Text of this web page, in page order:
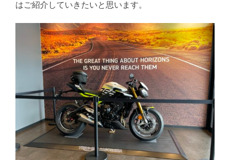
はご紹介していきたいと思います。